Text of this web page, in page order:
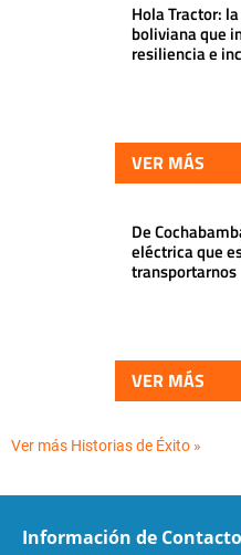
Hola Tractor:
boliviana que
resiliencia e
VER MÁS
De
eléctrica que
transportarnos
VER MÁS
Ver más Historias de Éxito »
Información de Contacto